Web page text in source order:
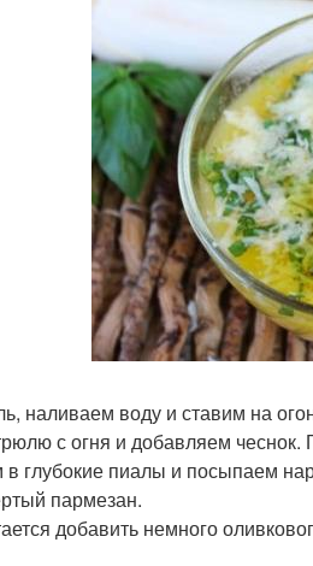
наливаем воду и ставим на
с огня и добавляем
глубокие пиалы и посыпаем
пармезан.
добавить немного